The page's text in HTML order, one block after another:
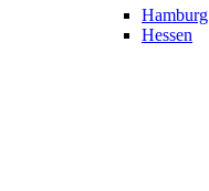
Hamburg
Hessen